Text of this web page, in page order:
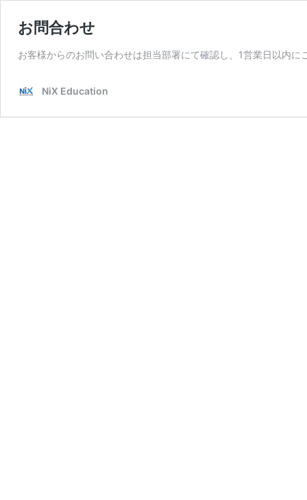
お問合わせ
お客様からのお問い合わせは担当部署にて確認し、1営業日以内
NiX Education